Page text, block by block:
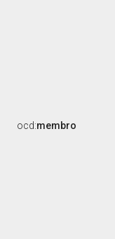
ocd:membro